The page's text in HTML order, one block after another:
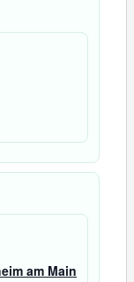
am Main